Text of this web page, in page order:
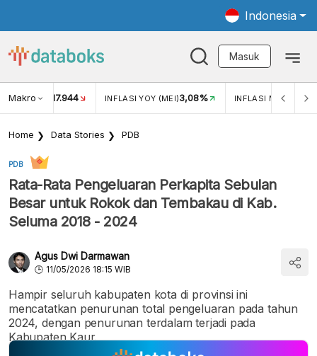
Indonesia
Masuk
Makro
USD/IDR 17.944 INFLASI YOY (MEI)3,08% INFLASI MOM (MEI)
Home Data Stories PDB
PDB
Rata-Rata Pengeluaran Perkapita Sebulan
Besar untuk Rokok dan Tembakau di Kab.
Seluma 2018 - 2024
Agus Dwi Darmawan
11/05/2026 18:15 WIB
Hampir seluruh kabupaten kota di provinsi ini
mencatatkan penurunan total pengeluaran pada tahun
2024, dengan penurunan terdalam terjadi pada
Kabupaten Kaur.